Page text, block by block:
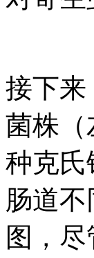
接下来
菌株（
种克氏
肠道
图，